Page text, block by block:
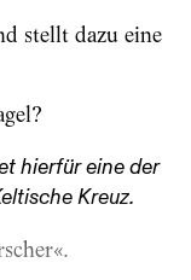
stellt dazu eine
hierfür eine der
Kreuz.